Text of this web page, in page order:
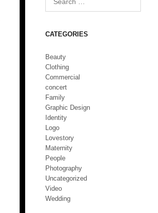
CATEGORIES
Beauty
Clothing
Commercial
concert
Family
Graphic Design
Identity
Logo
Lovestory
Maternity
People
Photography
Uncategorized
Video
Wedding